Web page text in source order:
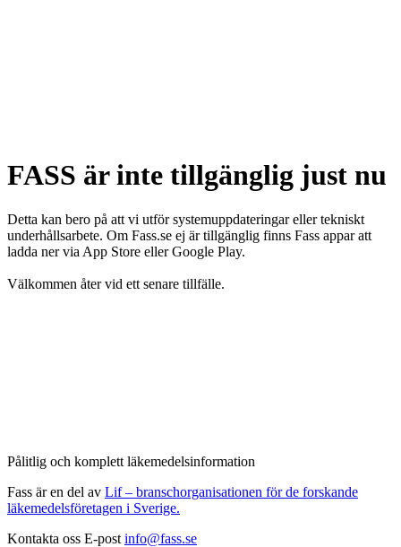
FASS är inte tillgänglig just nu
Detta kan bero på att vi utför systemuppdateringar eller tekniskt
underhållsarbete. Om Fass.se ej är tillgänglig finns Fass appar att
ladda ner via App Store eller Google Play.
Välkommen åter vid ett senare tillfälle.
Pålitlig och komplett läkemedelsinformation
Fass är en del av Lif – branschorganisationen för de forskande
läkemedelsföretagen i Sverige.
Kontakta oss E-post info@fass.se